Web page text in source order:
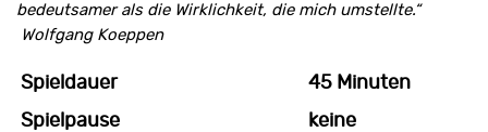
bedeutsamer als die Wirklichkeit, die mich umstellte.“
Wolfgang Koeppen
Spieldauer
45 Minuten
Spielpause
keine